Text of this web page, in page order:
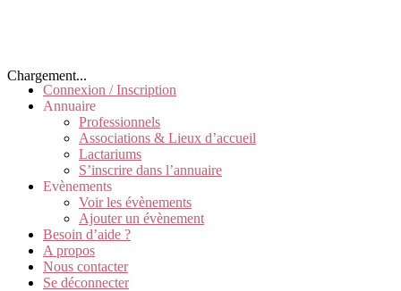
Chargement...
Connexion / Inscription
Annuaire
Professionnels
Associations & Lieux d’accueil
Lactariums
S’inscrire dans l’annuaire
Evènements
Voir les évènements
Ajouter un évènement
Besoin d’aide ?
A propos
Nous contacter
Se déconnecter